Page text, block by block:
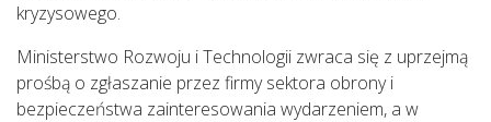
kryzysowego.
Ministerstwo Rozwoju i Technologii zwraca się z uprzejmą
prośbą o zgłaszanie przez firmy sektora obrony i
bezpieczeństwa zainteresowania wydarzeniem, a w